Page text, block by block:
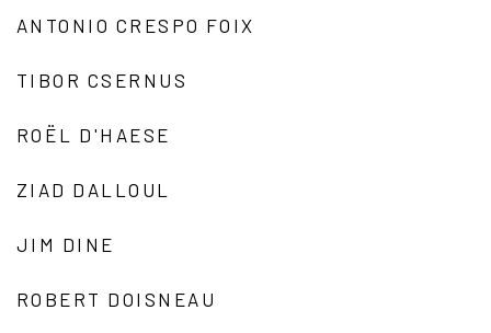
ANTONIO CRESPO FOIX
TIBOR CSERNUS
ROËL D'HAESE
ZIAD DALLOUL
JIM DINE
ROBERT DOISNEAU